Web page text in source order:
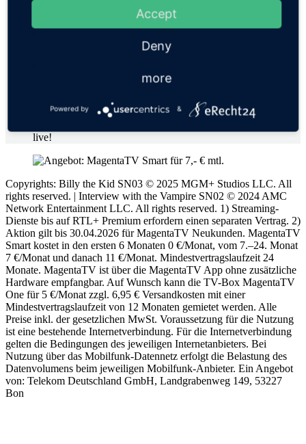
Alle 104 Spiele der Fußball-WM 2026 live
44 WM-Spiele exklusiv bei MagentaTV, inklusive
Umfangreiche Live-Berichterstattung
Alle Partien in HD und UHD Qualität
Copyrights: Billy the Kid SN03 © 2025 MGM+ Studios LLC. All
rights reserved. | Interview with the Vampire SN02 © 2024 AMC
Network Entertainment LLC. All rights reserved. 1) Streaming-
Dienste bis auf RTL+ Premium erfordern einen separaten Vertrag. 2)
Aktion gilt bis 30.04.2026 für MagentaTV Neukunden. MagentaTV
Smart kostet in den ersten 6 Monaten 0 €/Monat, vom 7.–24. Monat
7 €/Monat und danach 11 €/Monat. Mindestvertragslaufzeit 24
Monate. MagentaTV ist über die MagentaTV App ohne zusätzliche
Hardware empfangbar. Auf Wunsch kann die TV-Box MagentaTV
One für 5 €/Monat zzgl. 6,95 € Versandkosten mit einer
Mindestvertragslaufzeit von 12 Monaten gemietet werden. Alle
Preise inkl. der gesetzlichen MwSt. Voraussetzung für die Nutzung
ist eine bestehende Internetverbindung. Für die Internetverbindung
gelten die Bedingungen des jeweiligen Internetanbieters. Bei
Nutzung über das Mobilfunk-Datennetz erfolgt die Belastung des
Datenvolumens beim jeweiligen Mobilfunk-Anbieter. Ein Angebot
von: Telekom Deutschland GmbH, Landgrabenweg 149, 53227
Bon
Accept
Deny
more
Powered by &